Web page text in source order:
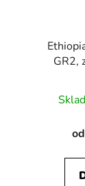
GR2,
od